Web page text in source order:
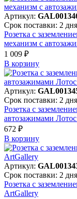
Артикул:
Срок поставки: 2 дня
Розетка с
механизм с
1 009 ₽
В корзинy
Артикул:
Срок поставки: 2 дня
Розетка с
автозажимами
672 ₽
В корзинy
Артикул:
Срок поставки: 2 дня
Розетка с
ArtGallery